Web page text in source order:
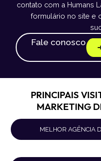
contato com a Humans
formulário no site e
Fale conosco
PRINCIPAIS
MARKETING
MELHOR AGÊNCIA